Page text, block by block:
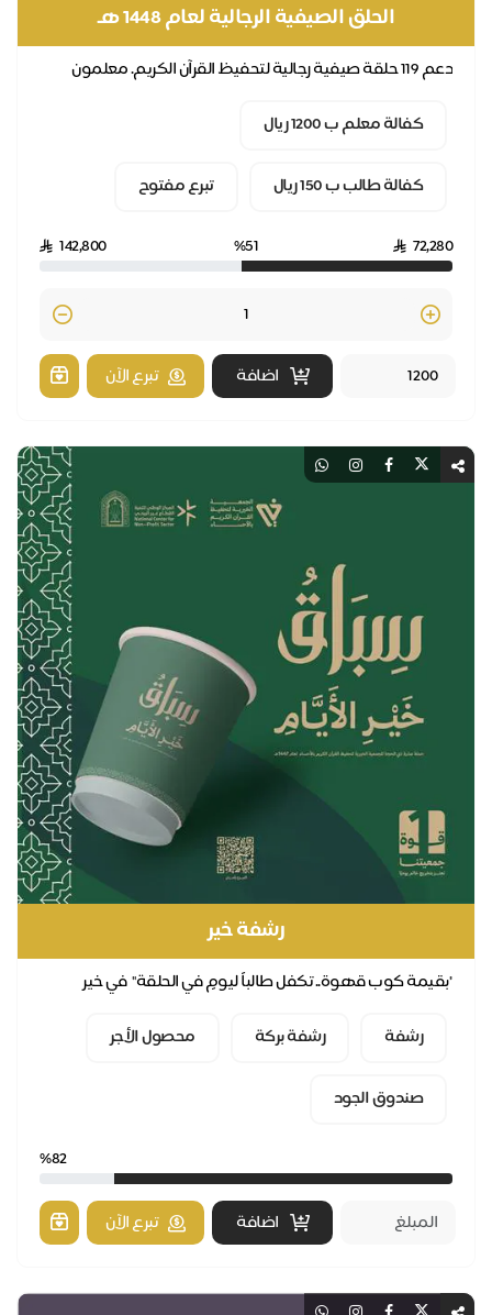
الحلق الصيفية الرجالية لعام 1448 هـ
دعم 119 حلقة صيفية رجالية لتحفيظ القرآن الكريم. معلمون
كفالة معلم ب 1200 ريال
كفالة طالب ب 150 ريال تبرع مفتوح
142,800
Quantity
اضافة
تبرع الآن
رشفة خير
كوب قهوة.. تكفل طالباً ليومٍ في الحلقة" في خير
رشفة بركة محصول الأجر
صندوق الجود
اضافة تبرع الآن